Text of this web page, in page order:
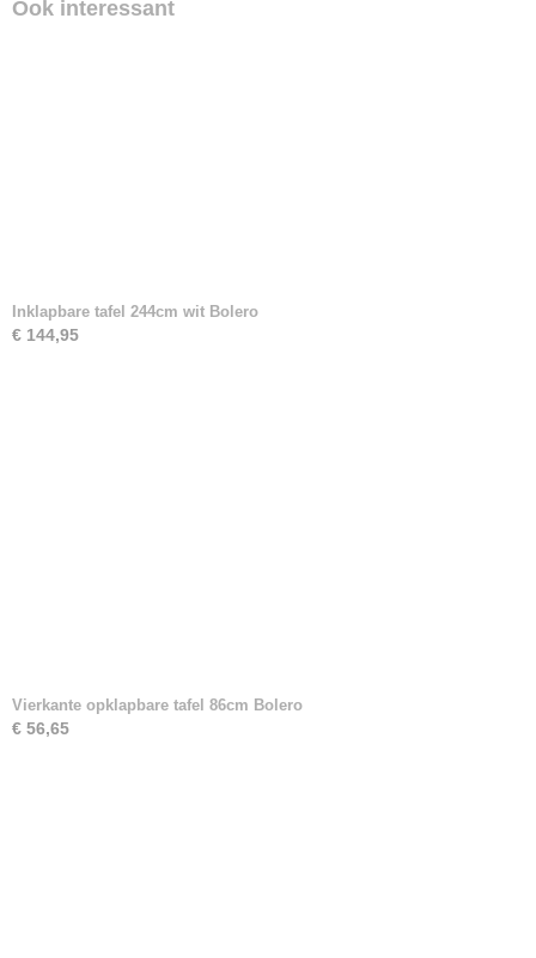
Ook interessant
Inklapbare tafel 244cm wit Bolero
€ 144,95
Vierkante opklapbare tafel 86cm Bolero
€ 56,65